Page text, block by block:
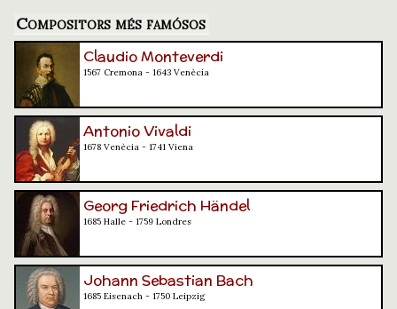
Compositors més famósos
Claudio Monteverdi
1567 Cremona - 1643 Venècia
Antonio Vivaldi
1678 Venècia - 1741 Viena
Georg Friedrich Händel
1685 Halle - 1759 Londres
Johann Sebastian Bach
1685 Eisenach - 1750 Leipzig